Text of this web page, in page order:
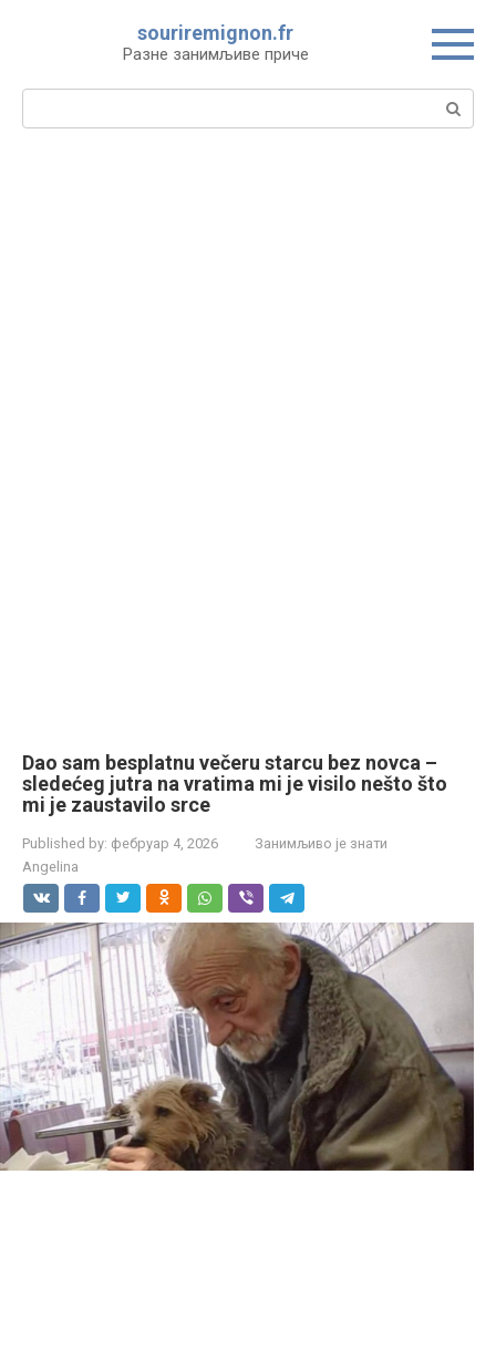
souriremignon.fr
Разне занимљиве приче
Search:
Dao sam besplatnu večeru starcu bez novca –
sledećeg jutra na vratima mi je visilo nešto što
mi je zaustavilo srce
Published by: фебруар 4, 2026
Занимљиво је знати
Angelina